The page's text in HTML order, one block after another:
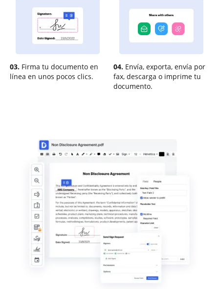
03. Firma tu documento en
línea en unos pocos clics.
04. Envía, exporta, envía por
fax, descarga o imprime tu
documento.